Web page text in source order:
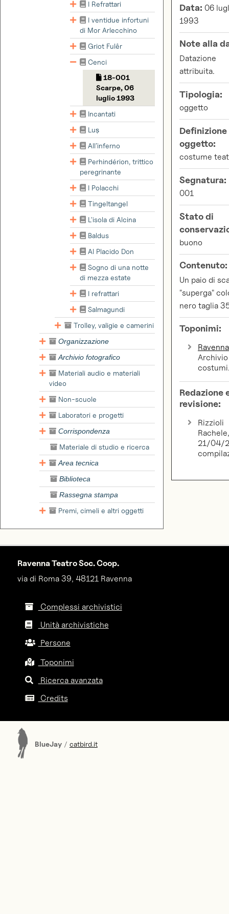
I Refrattari
I ventidue infortuni
di Mor Arlecchino
Griot Fulêr
Cenci
18-001
Scarpe, 06
luglio 1993
Incantati
Luṣ
All’inferno
Perhindérion, trittico
peregrinante
I Polacchi
Tingeltangel
L'isola di Alcina
Baldus
Al Placido Don
Sogno di una notte
di mezza estate
I refrattari
Salmagundi
Trolley, valigie e camerini
Organizzazione
Archivio fotografico
Materiali audio e materiali
video
Non-scuole
Laboratori e progetti
Corrispondenza
Materiale di studio e ricerca
Area tecnica
Biblioteca
Rassegna stampa
Premi, cimeli e altri oggetti
Data: 06
1993
Note alla
Datazione
attribuita.
Tipologia:
oggetto
Definizione
oggetto:
costume
Segnatura:
001
Stato di
buono
Contenuto:
Un paio di
"superga"
nero taglia
Toponimi:
Archivio
Redazione
revisione:
Rizzioli
Rachele,
21/04/
Ravenna Teatro Soc. Coop.
via di Roma 39, 48121 Ravenna
Complessi archivistici
Unità archivistiche
Persone
Toponimi
Ricerca avanzata
Credits
BlueJay/ catbird.it